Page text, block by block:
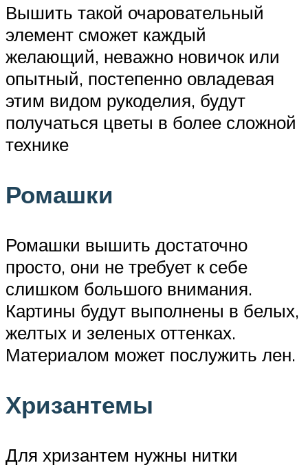
Вышить такой очаровательный
элемент сможет каждый
желающий, неважно новичок или
опытный, постепенно овладевая
этим видом рукоделия, будут
получаться цветы в более сложной
технике
Ромашки
Ромашки вышить достаточно
просто, они не требует к себе
слишком большого внимания.
Картины будут выполнены в белых,
желтых и зеленых оттенках.
Материалом может послужить лен.
Хризантемы
Для хризантем нужны нитки